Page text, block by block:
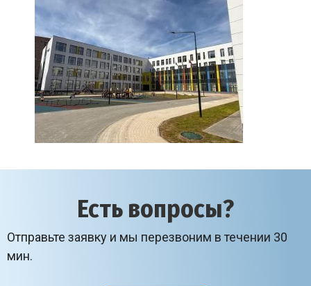
Есть вопросы?
Отправьте заявку и мы перезвоним в течении 30
мин.